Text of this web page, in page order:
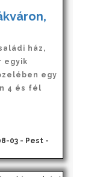
ház,
egyik
egy
4 és fél
03 - Pest -